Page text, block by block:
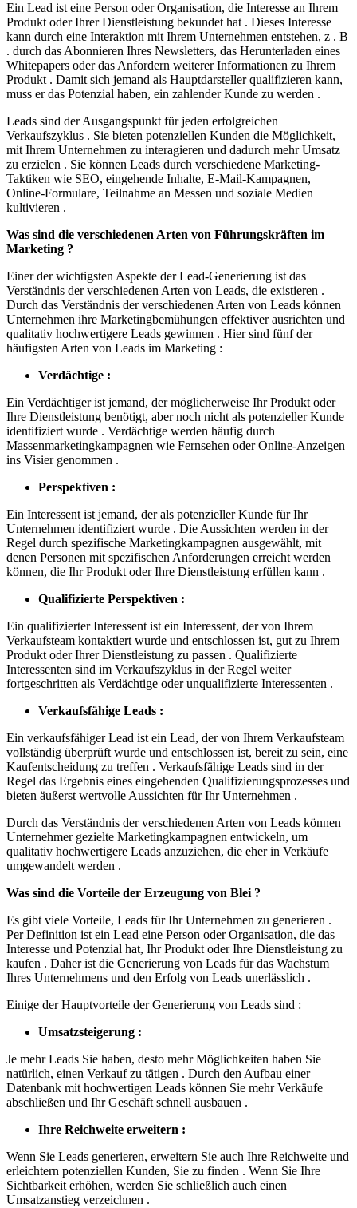
Ein Lead ist eine Person oder Organisation, die Interesse an Ihrem
Produkt oder Ihrer Dienstleistung bekundet hat . Dieses Interesse
kann durch eine Interaktion mit Ihrem Unternehmen entstehen, z . B
. durch das Abonnieren Ihres Newsletters, das Herunterladen eines
Whitepapers oder das Anfordern weiterer Informationen zu Ihrem
Produkt . Damit sich jemand als Hauptdarsteller qualifizieren kann,
muss er das Potenzial haben, ein zahlender Kunde zu werden .
Leads sind der Ausgangspunkt für jeden erfolgreichen
Verkaufszyklus . Sie bieten potenziellen Kunden die Möglichkeit,
mit Ihrem Unternehmen zu interagieren und dadurch mehr Umsatz
zu erzielen . Sie können Leads durch verschiedene Marketing-
Taktiken wie SEO, eingehende Inhalte, E-Mail-Kampagnen,
Online-Formulare, Teilnahme an Messen und soziale Medien
kultivieren .
Was sind die verschiedenen Arten von Führungskräften im
Marketing ?
Einer der wichtigsten Aspekte der Lead-Generierung ist das
Verständnis der verschiedenen Arten von Leads, die existieren .
Durch das Verständnis der verschiedenen Arten von Leads können
Unternehmen ihre Marketingbemühungen effektiver ausrichten und
qualitativ hochwertigere Leads gewinnen . Hier sind fünf der
häufigsten Arten von Leads im Marketing :
Verdächtige :
Ein Verdächtiger ist jemand, der möglicherweise Ihr Produkt oder
Ihre Dienstleistung benötigt, aber noch nicht als potenzieller Kunde
identifiziert wurde . Verdächtige werden häufig durch
Massenmarketingkampagnen wie Fernsehen oder Online-Anzeigen
ins Visier genommen .
Perspektiven :
Ein Interessent ist jemand, der als potenzieller Kunde für Ihr
Unternehmen identifiziert wurde . Die Aussichten werden in der
Regel durch spezifische Marketingkampagnen ausgewählt, mit
denen Personen mit spezifischen Anforderungen erreicht werden
können, die Ihr Produkt oder Ihre Dienstleistung erfüllen kann .
Qualifizierte Perspektiven :
Ein qualifizierter Interessent ist ein Interessent, der von Ihrem
Verkaufsteam kontaktiert wurde und entschlossen ist, gut zu Ihrem
Produkt oder Ihrer Dienstleistung zu passen . Qualifizierte
Interessenten sind im Verkaufszyklus in der Regel weiter
fortgeschritten als Verdächtige oder unqualifizierte Interessenten .
Verkaufsfähige Leads :
Ein verkaufsfähiger Lead ist ein Lead, der von Ihrem Verkaufsteam
vollständig überprüft wurde und entschlossen ist, bereit zu sein, eine
Kaufentscheidung zu treffen . Verkaufsfähige Leads sind in der
Regel das Ergebnis eines eingehenden Qualifizierungsprozesses und
bieten äußerst wertvolle Aussichten für Ihr Unternehmen .
Durch das Verständnis der verschiedenen Arten von Leads können
Unternehmer gezielte Marketingkampagnen entwickeln, um
qualitativ hochwertigere Leads anzuziehen, die eher in Verkäufe
umgewandelt werden .
Was sind die Vorteile der Erzeugung von Blei ?
Es gibt viele Vorteile, Leads für Ihr Unternehmen zu generieren .
Per Definition ist ein Lead eine Person oder Organisation, die das
Interesse und Potenzial hat, Ihr Produkt oder Ihre Dienstleistung zu
kaufen . Daher ist die Generierung von Leads für das Wachstum
Ihres Unternehmens und den Erfolg von Leads unerlässlich .
Einige der Hauptvorteile der Generierung von Leads sind :
Umsatzsteigerung :
Je mehr Leads Sie haben, desto mehr Möglichkeiten haben Sie
natürlich, einen Verkauf zu tätigen . Durch den Aufbau einer
Datenbank mit hochwertigen Leads können Sie mehr Verkäufe
abschließen und Ihr Geschäft schnell ausbauen .
Ihre Reichweite erweitern :
Wenn Sie Leads generieren, erweitern Sie auch Ihre Reichweite und
erleichtern potenziellen Kunden, Sie zu finden . Wenn Sie Ihre
Sichtbarkeit erhöhen, werden Sie schließlich auch einen
Umsatzanstieg verzeichnen .